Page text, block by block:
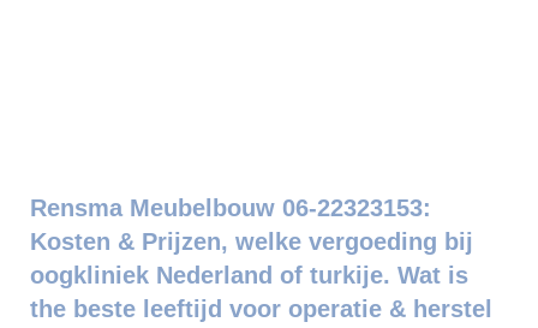
Rensma Meubelbouw 06-22323153:
Kosten & Prijzen, welke vergoeding bij
oogkliniek Nederland of turkije. Wat is
the beste leeftijd voor operatie & herstel